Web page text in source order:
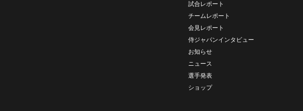
試合レポート
チームレポート
会見レポート
侍ジャパンインタビュー
お知らせ
ニュース
選手発表
ショップ